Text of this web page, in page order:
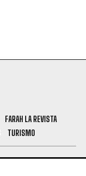
FARAH LA REVISTA
TURISMO